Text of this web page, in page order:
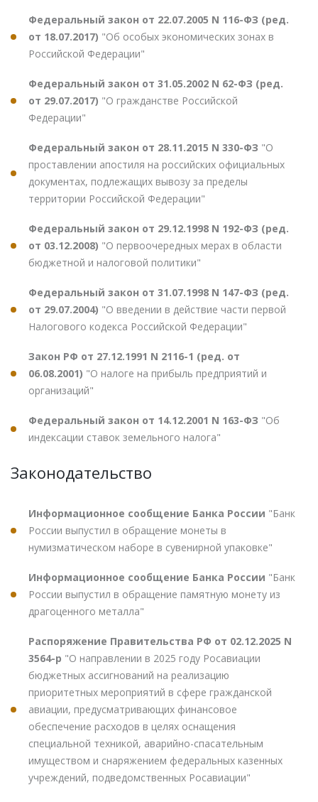
Федеральный закон от 22.07.2005 N 116-ФЗ (ред.
от 18.07.2017) "Об особых экономических зонах в
Российской Федерации"
Федеральный закон от 31.05.2002 N 62-ФЗ (ред.
от 29.07.2017) "О гражданстве Российской
Федерации"
Федеральный закон от 28.11.2015 N 330-ФЗ "О
проставлении апостиля на российских официальных
документах, подлежащих вывозу за пределы
территории Российской Федерации"
Федеральный закон от 29.12.1998 N 192-ФЗ (ред.
от 03.12.2008) "О первоочередных мерах в области
бюджетной и налоговой политики"
Федеральный закон от 31.07.1998 N 147-ФЗ (ред.
от 29.07.2004) "О введении в действие части первой
Налогового кодекса Российской Федерации"
Закон РФ от 27.12.1991 N 2116-1 (ред. от
06.08.2001) "О налоге на прибыль предприятий и
организаций"
Федеральный закон от 14.12.2001 N 163-ФЗ "Об
индексации ставок земельного налога"
Законодательство
Информационное сообщение Банка России "Банк
России выпустил в обращение монеты в
нумизматическом наборе в сувенирной упаковке"
Информационное сообщение Банка России "Банк
России выпустил в обращение памятную монету из
драгоценного металла"
Распоряжение Правительства РФ от 02.12.2025 N
3564-р "О направлении в 2025 году Росавиации
бюджетных ассигнований на реализацию
приоритетных мероприятий в сфере гражданской
авиации, предусматривающих финансовое
обеспечение расходов в целях оснащения
специальной техникой, аварийно-спасательным
имуществом и снаряжением федеральных казенных
учреждений, подведомственных Росавиации"